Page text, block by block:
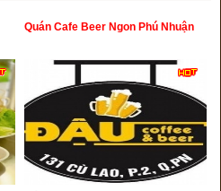
Quán Cafe Beer Ngon Phú Nhuận